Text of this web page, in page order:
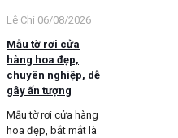
Lê Chi 06/08/2026
Mẫu tờ rơi cửa
hàng hoa đẹp,
chuyên nghiệp, dễ
gây ấn tượng
Mẫu tờ rơi cửa hàng
hoa đẹp, bắt mắt là